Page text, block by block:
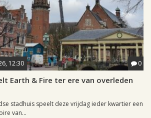
12:30 0
Earth & Fire ter ere van overleden
stadhuis speelt deze vrijdag ieder kwartier een
van...